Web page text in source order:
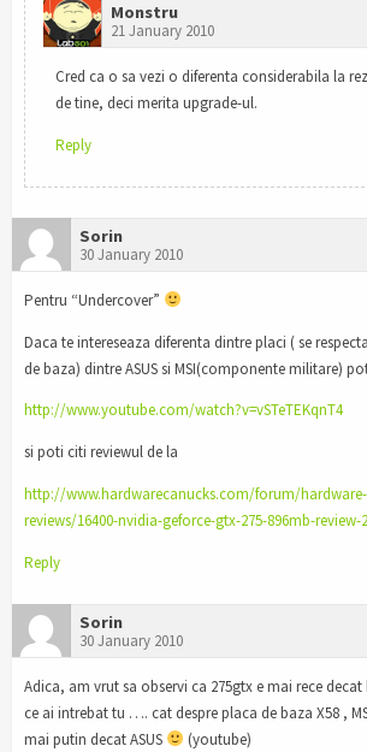
Monstru
21 January 2010
Cred ca o sa vezi o diferenta considerabila la
de tine, deci merita upgrade-ul.
Reply
Sorin
30 January 2010
Pentru “Undercover”
Daca te intereseaza diferenta dintre placi ( se
de baza) dintre ASUS si MSI(componente militare)
http://www.youtube.com/watch?v=vSTeTEKqnT4
si poti citi reviewul de la
http://www.hardwarecanucks.com/forum/
reviews/16400-nvidia-geforce-gtx-275-896mb-review-
Reply
Sorin
30 January 2010
Adica, am vrut sa observi ca 275gtx e mai rece
ce ai intrebat tu …. cat despre placa de baza X58 ,
mai putin decat ASUS
(youtube)